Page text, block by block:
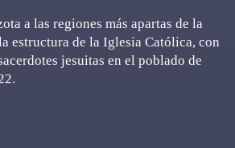
a las regiones más apartas de la
estructura de la Iglesia Católica, con
jesuitas en el poblado de